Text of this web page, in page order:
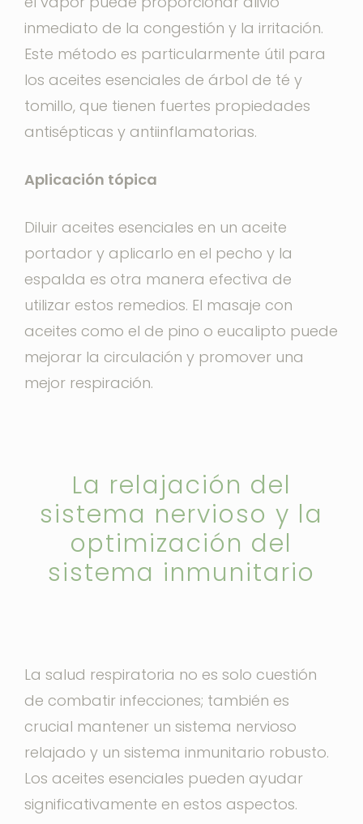
inmediato de la congestión y la irritación.
Este método es particularmente útil para
los aceites esenciales de árbol de té y
tomillo, que tienen fuertes propiedades
antisépticas y antiinflamatorias.
Aplicación tópica
Diluir aceites esenciales en un aceite
portador y aplicarlo en el pecho y la
espalda es otra manera efectiva de
utilizar estos remedios. El masaje con
aceites como el de pino o eucalipto puede
mejorar la circulación y promover una
mejor respiración.
La relajación del
sistema nervioso y la
optimización del
sistema inmunitario
La salud respiratoria no es solo cuestión
de combatir infecciones; también es
crucial mantener un sistema nervioso
relajado y un sistema inmunitario robusto.
Los aceites esenciales pueden ayudar
significativamente en estos aspectos.